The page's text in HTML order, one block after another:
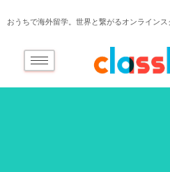
おうちで海外留学。世界と繋がるオンライン